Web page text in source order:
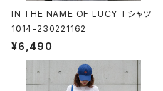
IN THE NAME OF LUCY Tシャツ
1014-230221162
¥6,490